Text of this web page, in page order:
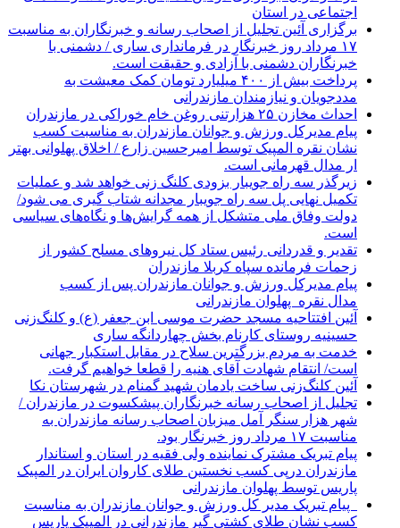
اجتماعی در استان
برگزاری آئین تجلیل از اصحاب رسانه و خبرنگاران به مناسبت
۱۷ مرداد روز خبرنگار در فرمانداری ساری / دشمنی با
خبرنگاران دشمنی با آزادی و حقیقت است.
پرداخت بیش از ۴۰۰ میلیارد تومان کمک معیشت به
مددجویان و نیازمندان مازندرانی
احداث مخازن ۲۵ هزارتنی روغن خام خوراکی در مازندران
پیام مدیرکل ورزش و جوانان مازندران به مناسبت کسب
نشان نقره المپیک توسط امیرحسین زارع / اخلاق پهلوانی بهتر
ار مدال قهرمانی است.
زیرگذر سه راه جویبار بزودی کلنگ زنی خواهد شد و عملیات
تکمیل نهایی پل سه راه جویبار مجدانه شتاب گیری می شود/
دولت وفاق ملی متشکل از همه گرایش‌ها و نگاه‌های سیاسی
است.
تقدیر و قدردانی رئیس ستاد کل نیرو‌های مسلح کشور از
زحمات فرمانده سپاه کربلا مازندران
پیام مدیرکل ورزش و جوانان مازندران پس از کسب
مدال نقره پهلوان مازندرانی
آئین افتتاحیه مسجد حضرت موسی ابن جعفر (ع) و کلنگ‌زنی
حسینیه روستای کارنام بخش چهاردانگه ساری
خدمت به مردم بزرگترین سلاح در مقابل استکبار جهانی
است/ انتقام شهادت آقای هنیه را قطعا خواهیم گرفت.
آئین کلنگ‌زنی ساخت یادمان شهید گمنام در شهرستان نکا
تجلیل از اصحاب رسانه خبرنگاران پیشکسوت در مازندران /
شهر هزار سنگر آمل میزبان اصحاب رسانه مازندران به
مناسبت ۱۷ مرداد روز خبرنگار بود.
پیام تبریک مشترک نماینده ولی فقیه در استان و استاندار
مازندران درپی کسب نخستین طلای کاروان ایران در المپیک
پاریس توسط پهلوان مازندرانی
‍ ‍ پیام تبریک مدیر کل ورزش و جوانان مازندران به مناسبت
کسب نشان طلای کشتی گیر مازندرانی در المپیک پاریس